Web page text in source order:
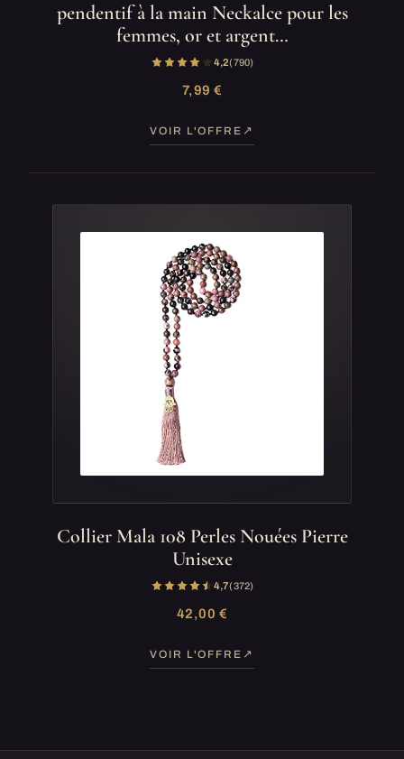
pendentif à la main Neckalce pour les
femmes, or et argent…
4,2(790)
7,99 €
VOIR L'OFFRE
Collier Mala 108 Perles Nouées Pierre
Unisexe
4,7(372)
42,00 €
VOIR L'OFFRE